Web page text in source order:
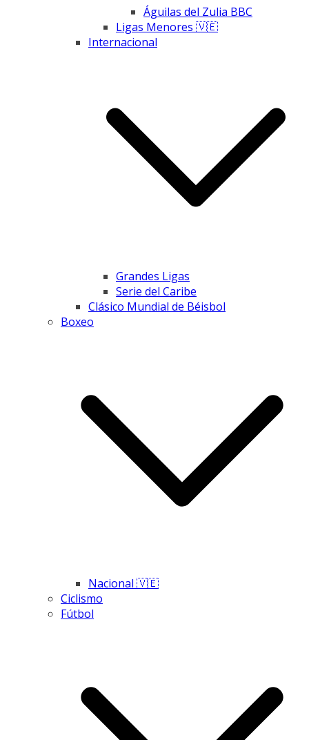
Águilas del Zulia BBC
Ligas Menores 🇻🇪
Internacional
Grandes Ligas
Serie del Caribe
Clásico Mundial de Béisbol
Boxeo
Nacional 🇻🇪
Ciclismo
Fútbol